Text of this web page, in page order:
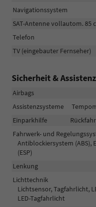
Navigationssystem
SAT-Antenne vollautom. 85
Telefon
TV (eingebauter Fernseher)
Sicherheit & Assistenz
Airbags
Assistenzsysteme
Einparkhilfe
Fahrwerk- und
Antiblockiersystem (ABS),
(ESP)
Lenkung
Lichttechnik
Lichtsensor, Tagfahrlicht,
LED-Tagfahrlicht